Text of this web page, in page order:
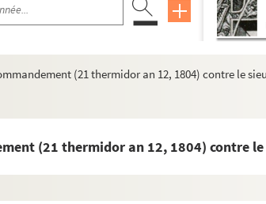
(21 thermidor an 12, 1804) contre le
(21 thermidor an 12, 1804) contre
Signification (28 brumaire an 8, 1800) d'un
Signification (12 ventôse an 11, 1803) du bail du
Signification (2e ventôse an 12, 1804) à la